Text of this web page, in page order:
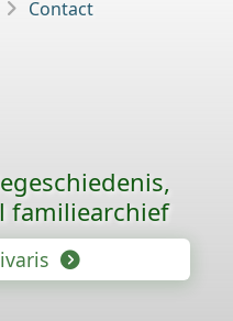
Contact
familiearchief